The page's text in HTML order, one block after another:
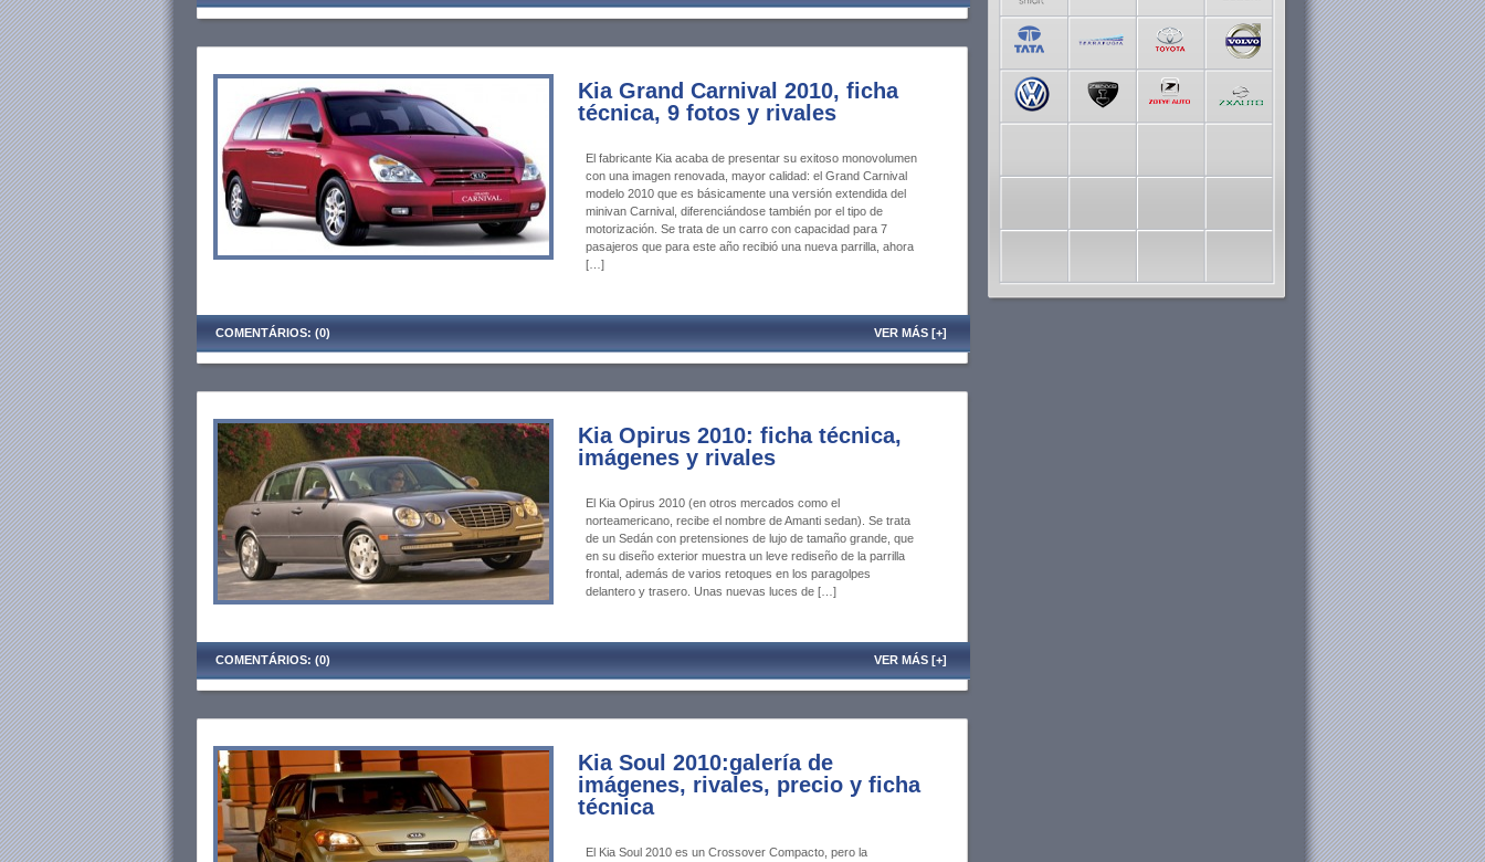
Kia Grand Carnival 2010, ficha
técnica, 9 fotos y rivales
El fabricante Kia acaba de presentar su exitoso monovolumen
con una imagen renovada, mayor calidad: el Grand Carnival
modelo 2010 que es básicamente una versión extendida del
minivan Carnival, diferenciándose también por el tipo de
motorización. Se trata de un carro con capacidad para 7
pasajeros que para este año recibió una nueva parrilla, ahora
[…]
COMENTÁRIOS: (0) VER MÁS [+]
Kia Opirus 2010: ficha técnica,
imágenes y rivales
El Kia Opirus 2010 (en otros mercados como el
norteamericano, recibe el nombre de Amanti sedan). Se trata
de un Sedán con pretensiones de lujo de tamaño grande, que
en su diseño exterior muestra un leve rediseño de la parrilla
frontal, además de varios retoques en los paragolpes
delantero y trasero. Unas nuevas luces de […]
COMENTÁRIOS: (0) VER MÁS [+]
Kia Soul 2010:galería de
imágenes, rivales, precio y ficha
técnica
El Kia Soul 2010 es un Crossover Compacto, pero la